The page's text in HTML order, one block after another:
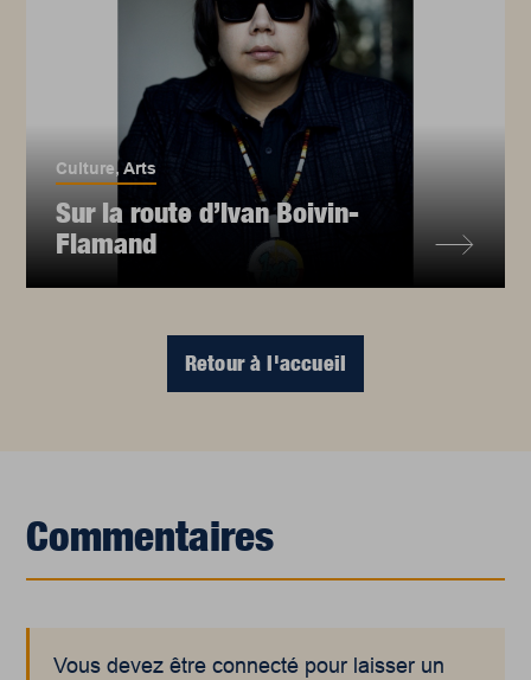
Culture,Arts
Sur la route d’Ivan Boivin-
Flamand
Retour à l'accueil
Commentaires
Vous devez être connecté pour laisser un